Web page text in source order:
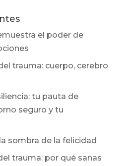
el poder de
trauma: cuerpo, cerebro
tu pauta de
seguro y tu
sombra de la felicidad
trauma: por qué sanas